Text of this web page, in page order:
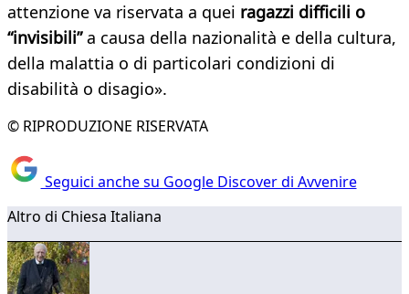
attenzione va riservata a quei ragazzi difficili o
“invisibili”a causa della nazionalità e della cultura,
della malattia o di particolari condizioni di
disabilità o disagio».
© RIPRODUZIONE RISERVATA
Seguici anche su Google Discover di Avvenire
Altro di Chiesa Italiana